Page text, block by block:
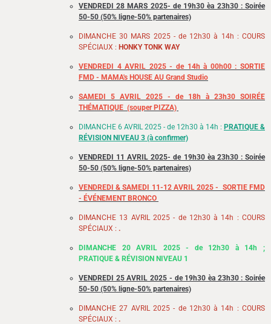
VENDREDI 28 MARS 2025- de 19h30 èa 23h30 : Soirée
50-50 (50% ligne-50% partenaires)
DIMANCHE 30 MARS 2025 - de 12h30 à 14h : COURS
SPÉCIAUX : HONKY TONK WAY
VENDREDI 4 AVRIL 2025 - de 14h à 00h00 : SORTIE
FMD - MAMA's HOUSE AU Grand Studio
SAMEDI 5 AVRIL 2025 - de 18h à 23h30 SOIRÉE
THÉMATIQUE (souper PIZZA)
DIMANCHE 6 AVRIL 2025 - de 12h30 à 14h : PRATIQUE &
RÉVISION NIVEAU 3 (à confirmer)
VENDREDI 11 AVRIL 2025- de 19h30 èa 23h30 : Soirée
50-50 (50% ligne-50% partenaires)
VENDREDI & SAMEDI 11-12 AVRIL 2025 - SORTIE FMD
- ÉVÉNEMENT BRONCO
DIMANCHE 13 AVRIL 2025 - de 12h30 à 14h : COURS
SPÉCIAUX : .
DIMANCHE 20 AVRIL 2025 - de 12h30 à 14h ;
PRATIQUE & RÉVISION NIVEAU 1
VENDREDI 25 AVRIL 2025 - de 19h30 èa 23h30 : Soirée
50-50 (50% ligne-50% partenaires)
DIMANCHE 27 AVRIL 2025 - de 12h30 à 14h : COURS
SPÉCIAUX : .